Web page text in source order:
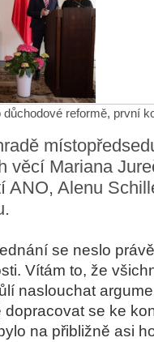
reformě, první
věcí Mariana
ANO, Alenu
se neslo
Vítám to, že
naslouchat
se ke
na přibližně asi